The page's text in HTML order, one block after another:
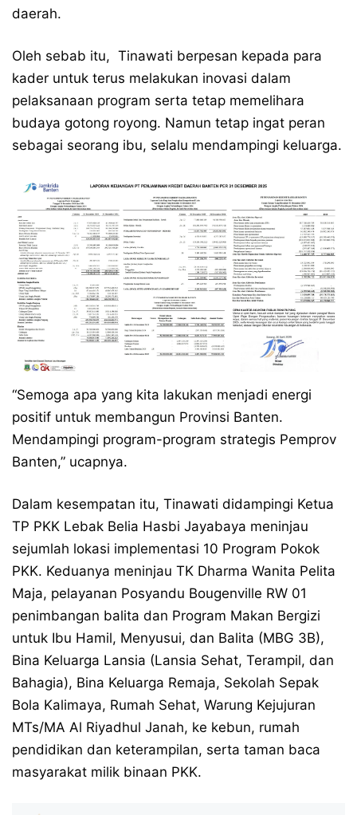
daerah.
Oleh sebab itu, Tinawati berpesan kepada para
kader untuk terus melakukan inovasi dalam
pelaksanaan program serta tetap memelihara
budaya gotong royong. Namun tetap ingat peran
sebagai seorang ibu, selalu mendampingi keluarga.
“Semoga apa yang kita lakukan menjadi energi
positif untuk membangun Provinsi Banten.
Mendampingi program-program strategis Pemprov
Banten,” ucapnya.
Dalam kesempatan itu, Tinawati didampingi Ketua
TP PKK Lebak Belia Hasbi Jayabaya meninjau
sejumlah lokasi implementasi 10 Program Pokok
PKK. Keduanya meninjau TK Dharma Wanita Pelita
Maja, pelayanan Posyandu Bougenville RW 01
penimbangan balita dan Program Makan Bergizi
untuk Ibu Hamil, Menyusui, dan Balita (MBG 3B),
Bina Keluarga Lansia (Lansia Sehat, Terampil, dan
Bahagia), Bina Keluarga Remaja, Sekolah Sepak
Bola Kalimaya, Rumah Sehat, Warung Kejujuran
MTs/MA Al Riyadhul Janah, ke kebun, rumah
pendidikan dan keterampilan, serta taman baca
masyarakat milik binaan PKK.